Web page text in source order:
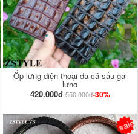
Ốp lưng điện thoại da cá sấu gai
lưng
420.000đ 550.000đ-30%
sale